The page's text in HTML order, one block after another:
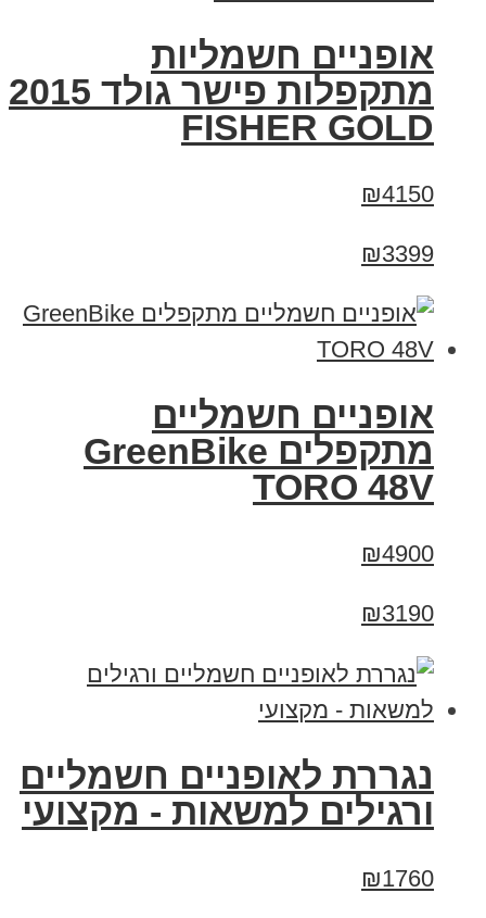
אופניים חשמליות
מתקפלות פישר גולד 2015
FISHER GOLD
₪4150
₪3399
אופניים חשמליים
מתקפלים GreenBike
TORO 48V
₪4900
₪3190
נגררת לאופניים חשמליים
ורגילים למשאות - מקצועי
₪1760